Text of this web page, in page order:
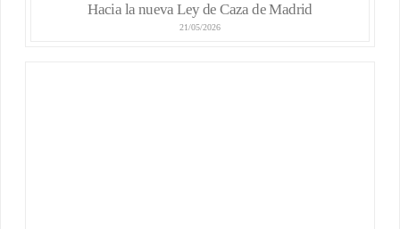
Hacia la nueva Ley de Caza de Madrid
21/05/2026